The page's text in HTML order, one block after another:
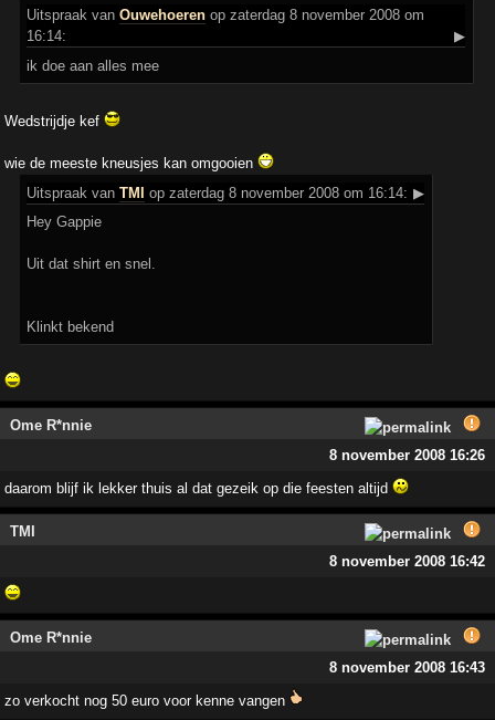
Uitspraak vanOuwehoeren op zaterdag 8 november 2008 om
16:14:
▶
ik doe aan alles mee
Wedstrijdje kef
wie de meeste kneusjes kan omgooien
Uitspraak vanTMI op zaterdag 8 november 2008 om 16:14: ▶
Hey Gappie
Uit dat shirt en snel.
Klinkt bekend
Ome R*nnie
8 november 2008 16:26
daarom blijf ik lekker thuis al dat gezeik op die feesten altijd
TMI
8 november 2008 16:42
Ome R*nnie
8 november 2008 16:43
zo verkocht nog 50 euro voor kenne vangen